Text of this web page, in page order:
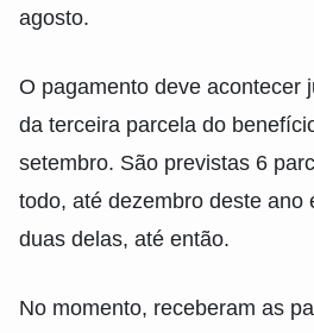
agosto.
O pagamento deve acontecer
da terceira parcela do
setembro. São previstas 6
todo, até dezembro deste ano
duas delas, até então.
No momento, receberam as